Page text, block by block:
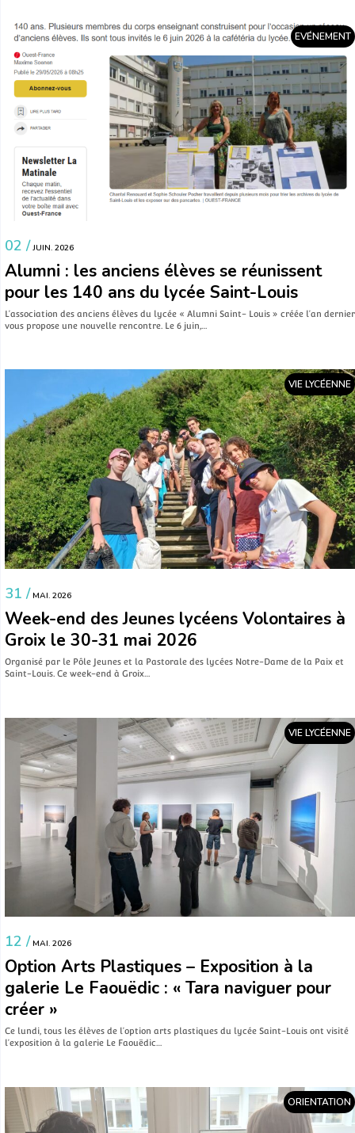
EVÉNEMENT
02 / JUIN. 2026
Alumni : les anciens élèves se réunissent
pour les 140 ans du lycée Saint-Louis
L’association des anciens élèves du lycée « Alumni Saint- Louis » créée l’an dernier
vous propose une nouvelle rencontre. Le 6 juin,…
VIE LYCÉENNE
31 / MAI. 2026
Week-end des Jeunes lycéens Volontaires à
Groix le 30-31 mai 2026
Organisé par le Pôle Jeunes et la Pastorale des lycées Notre-Dame de la Paix et
Saint-Louis. Ce week-end à Groix…
VIE LYCÉENNE
12 / MAI. 2026
Option Arts Plastiques – Exposition à la
galerie Le Faouëdic : « Tara naviguer pour
créer »
Ce lundi, tous les élèves de l’option arts plastiques du lycée Saint-Louis ont visité
l’exposition à la galerie Le Faouëdic…
ORIENTATION